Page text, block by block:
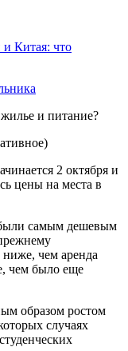
Китая: что
2 октября и
цены на места в
самым дешевым
ниже, чем аренда
чем было еще
образом ростом
случаях